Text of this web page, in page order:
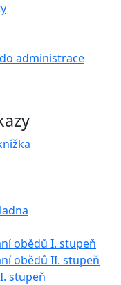
administrace
obědů I. stupeň
obědů II. stupeň
stupeň